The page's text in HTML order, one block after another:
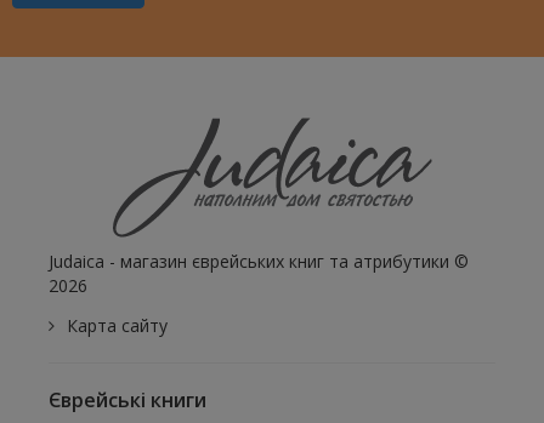
Judaica - магазин єврейських книг та атрибутики ©
2026
Карта сайту
Єврейські книги